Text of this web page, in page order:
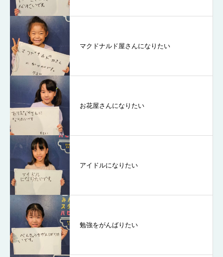
マクドナルド屋さんになりたい
お花屋さんになりたい
アイドルになりたい
勉強をがんばりたい